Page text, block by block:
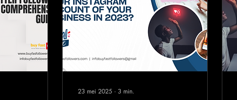
23 mei 2025 ∙ 3 min.